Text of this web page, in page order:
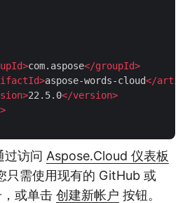
>com.aspose</groupId>
>aspose-words-cloud</
>22.5.0</version>
>
过访问 Aspose.Cloud 仪表板
只需使用现有的 GitHub 或
或单击 创建新帐户 按钮。